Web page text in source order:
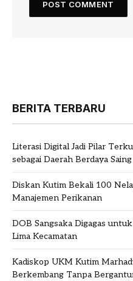
BERITA TERBARU
Literasi Digital Jadi Pilar
sebagai Daerah Berdaya
Diskan Kutim Bekali 100
Manajemen Perikanan
DOB Sangsaka Digagas
Lima Kecamatan
Kadiskop UKM Kutim
Berkembang Tanpa